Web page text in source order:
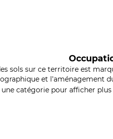
sols sur ce territoire est
et l'aménagement
une catégorie pour afficher